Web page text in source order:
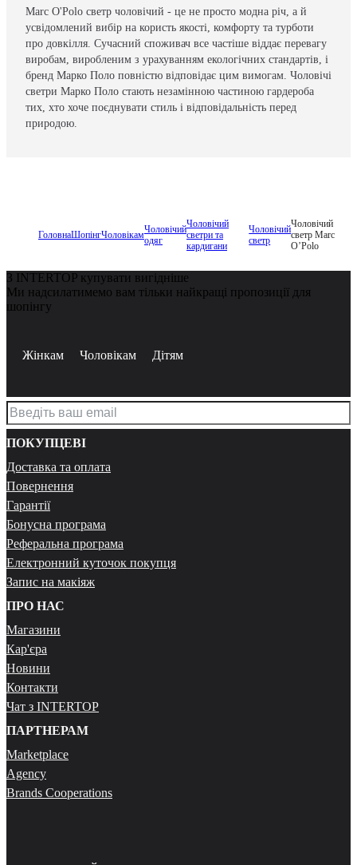
Marc O'Polo светр чоловічий - це не просто модна річ, а й
усвідомлений вибір на користь якості, комфорту та турботи
про довкілля. Сучасний споживач все частіше віддає перевагу
виробам, виробленим з урахуванням екологічних стандартів, і
бренд Марко Поло повністю відповідає цим вимогам. Чоловічі
светри Марко Поло стають незамінною частиною гардероба
тих, хто хоче поєднувати стиль і відповідальність перед
природою.
ГоловнаШопінгЧоловікамЧоловічий
одяг
Чоловічий
светри та
кардигани
Чоловічий
светр
Чоловічий
светр Marc
O’Polo
З INTERTOP купувати вигідніше
Ми надсилатимемо вам тільки найкращі пропозиції для
шопінгу
Жінкам Чоловікам Дітям
ПОКУПЦЕВІ
Доставка та оплата
Повернення
Гарантії
Бонусна програма
Реферальна програма
Електронний куточок покупця
Запис на макіяж
ПРО НАС
Магазини
Кар'єра
Новини
Контакти
Чат з INTERTOP
ПАРТНЕРАМ
Marketplace
Agency
Brands Cooperations